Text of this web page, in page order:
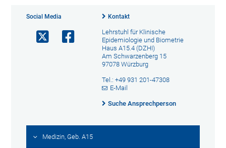
Social Media Kontakt
Lehrstuhl für Klinische
Epidemiologie und Biometrie
Haus A15.4 (DZHI)
Am Schwarzenberg 15
97078 Würzburg
Tel.: +49 931 201-47308
E-Mail
Suche Ansprechperson
Medizin, Geb. A15